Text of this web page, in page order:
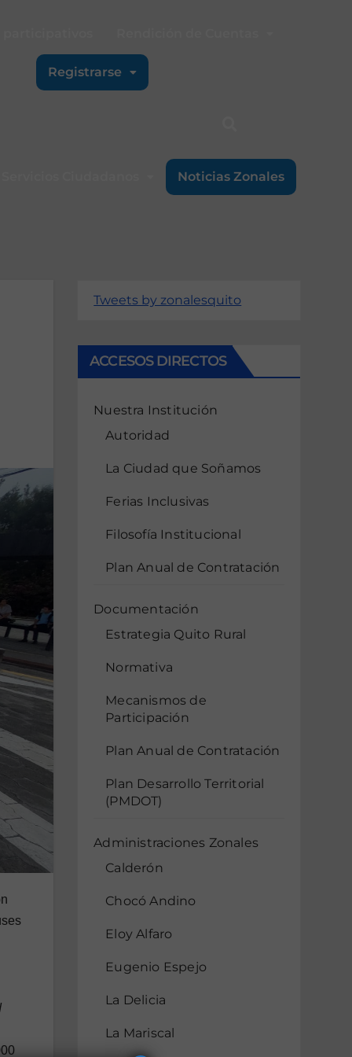
Registrarse
Noticias Zonales
Tweets by zonalesquito
ACCESOS DIRECTOS
Nuestra Institución
Autoridad
La Ciudad que Soñamos
Ferias Inclusivas
Filosofía Institucional
Plan Anual de Contratación
Documentación
Estrategia Quito Rural
Normativa
Mecanismos de
Participación
Plan Anual de Contratación
Plan Desarrollo Territorial
(PMDOT)
Administraciones Zonales
Calderón
Chocó Andino
Eloy Alfaro
Eugenio Espejo
La Delicia
La Mariscal